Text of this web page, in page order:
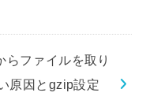
ファイルを取り
原因とgzip設定